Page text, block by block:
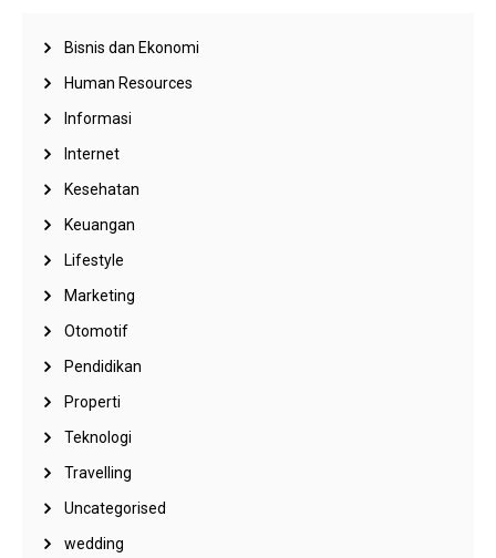
Bisnis dan Ekonomi
Human Resources
Informasi
Internet
Kesehatan
Keuangan
Lifestyle
Marketing
Otomotif
Pendidikan
Properti
Teknologi
Travelling
Uncategorised
wedding